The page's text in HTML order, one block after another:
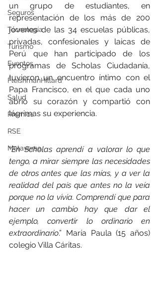
Seguros
Tecnología
Turismo
Eventos
FleishmanHillard
Salud
Premios
RSE
Metaverso
un grupo de estudiantes, en
representación de los más de 200
jóvenes de las 34 escuelas públicas,
privadas, confesionales y laicas de
Perú que han participado de los
programas de Scholas Ciudadanía,
tuvieron un encuentro íntimo con el
Papa Francisco, en el que cada uno
abrió su corazón y compartió con
lágrimas su experiencia.
“En Scholas aprendí a valorar lo que
tengo, a mirar siempre las necesidades
de otros antes que las mías, y a ver la
realidad del país que antes no la veía
porque no la vivía. Comprendí que para
hacer un cambio hay que dar el
ejemplo, convertir lo ordinario en
extraordinario.” María Paula (15 años)
colegio Villa Cáritas.